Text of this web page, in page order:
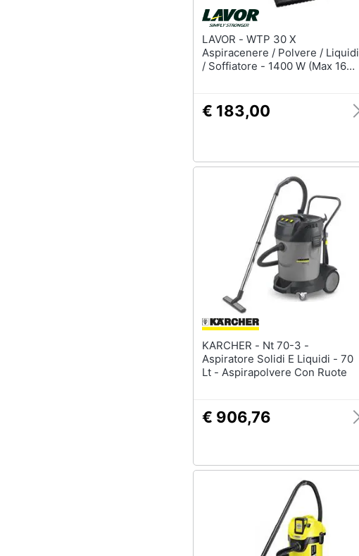
LAVOR - WTP 30 X
Aspiracenere / Polvere / Liquidi
/ Soffiatore - 1400 W (Max 1600
€ 183,00
KARCHER - Nt 70-3 -
Aspiratore Solidi E Liquidi - 70
Lt - Aspirapolvere Con Ruote
€ 906,76